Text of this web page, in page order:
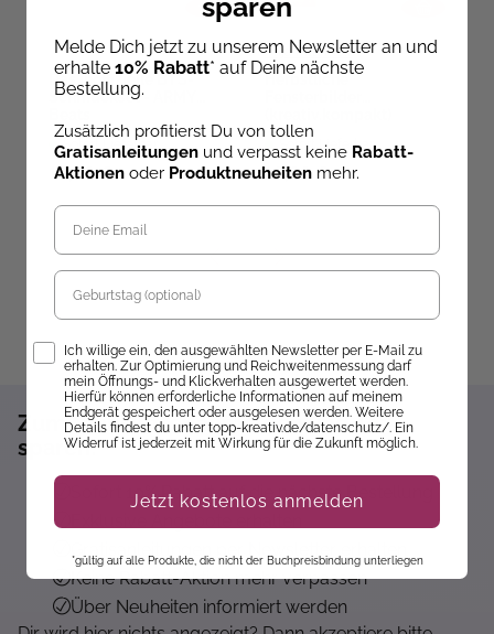
Das inoffizielle BTS-
Schmuckset - ARMY
Sofort Lieferbar
18,99 €
Anja Ritterhoff
Herbstliche
Sofort Lieferbar
12,99 €
Zum Newsletter anmelden und 10%
sparen!*
Sofort 10% Rabatt auf die nächste Bestellung
Keine Rabatt-Aktion mehr verpassen
Über Neuheiten informiert werden
sparen
Melde Dich jetzt zu unserem Newsletter an und
erhalte 10% Rabatt* auf Deine nächste
Bestellung.
Zusätzlich profitierst Du von tollen
Gratisanleitungen und verpasst keine Rabatt-
Aktionen oder Produktneuheiten mehr.
Geburtstag
Opt-InIch willige ein, den ausgewählten Newsletter per E-Mail zu
erhalten. Zur Optimierung und Reichweitenmessung darf
mein Öffnungs- und Klickverhalten ausgewertet werden.
Hierfür können erforderliche Informationen auf meinem
Endgerät gespeichert oder ausgelesen werden. Weitere
Details findest du unter topp-kreativ.de/datenschutz/. Ein
Widerruf ist jederzeit mit Wirkung für die Zukunft möglich.
Jetzt kostenlos anmelden
*gültig auf alle Produkte, die nicht der Buchpreisbindung unterliegen